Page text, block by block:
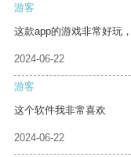
游客
这款app的游戏非常好玩
2024-06-22
游客
这个软件我非常喜欢
2024-06-22